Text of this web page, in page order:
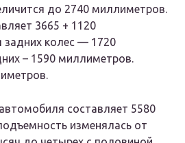
до 2740 миллиметров.
3665 + 1120
колес — 1720
– 1590 миллиметров.
составляет 5580
изменялась от